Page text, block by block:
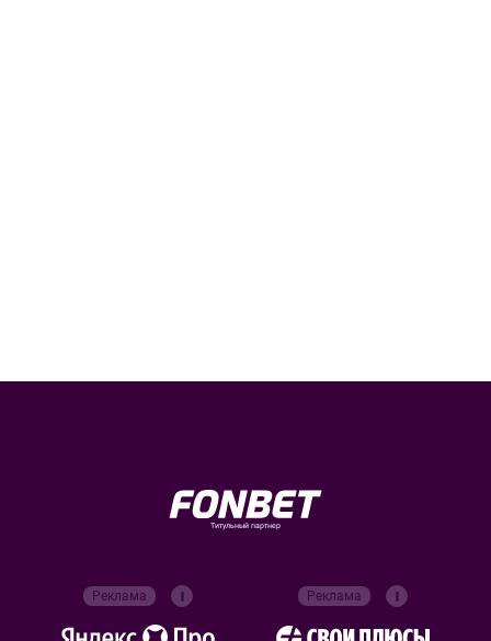
Титульный партнер
Реклама Реклама